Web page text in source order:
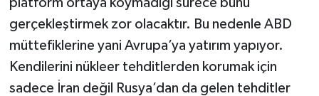
gerçekleştirmek zor olacaktır. Bu nedenle ABD
müttefiklerine yani Avrupa’ya yatırım yapıyor.
Kendilerini nükleer tehditlerden korumak için
sadece İran değil Rusya’dan da gelen tehditler